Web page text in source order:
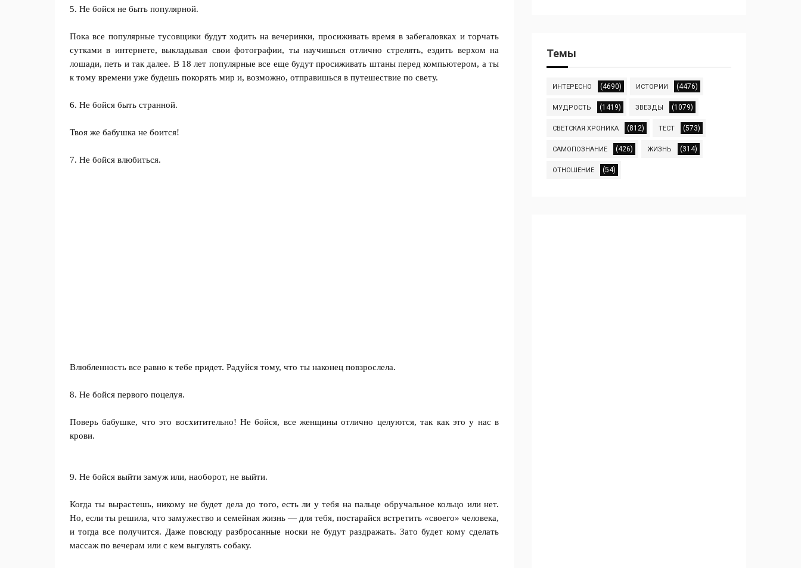
5. Не бойся не быть популярной.
Пока все популярные тусовщики будут ходить на вечеринки, просиживать время в забегаловках и торчать
сутками в интернете, выкладывая свои фотографии, ты научишься отлично стрелять, ездить верхом на
лошади, петь и так далее. В 18 лет популярные все еще будут просиживать штаны перед компьютером, а ты
к тому времени уже будешь покорять мир и, возможно, отправишься в путешествие по свету.
6. Не бойся быть странной.
Твоя же бабушка не боится!
7. Не бойся влюбиться.
Влюбленность все равно к тебе придет. Радуйся тому, что ты наконец повзрослела.
8. Не бойся первого поцелуя.
Поверь бабушке, что это восхитительно! Не бойся, все женщины отлично целуются, так как это у нас в
крови.
9. Не бойся выйти замуж или, наоборот, не выйти.
Когда ты вырастешь, никому не будет дела до того, есть ли у тебя на пальце обручальное кольцо или нет.
Но, если ты решила, что замужество и семейная жизнь — для тебя, постарайся встретить «своего» человека,
и тогда все получится. Даже повсюду разбросанные носки не будут раздражать. Зато будет кому сделать
массаж по вечерам или с кем выгулять собаку.
Темы
ИНТЕРЕСНО (4690) ИСТОРИИ (4476)
МУДРОСТЬ (1419) ЗВЕЗДЫ (1079)
СВЕТСКАЯ ХРОНИКА (812) ТЕСТ (573)
САМОПОЗНАНИЕ (426) ЖИЗНЬ (314)
ОТНОШЕНИЕ (54)